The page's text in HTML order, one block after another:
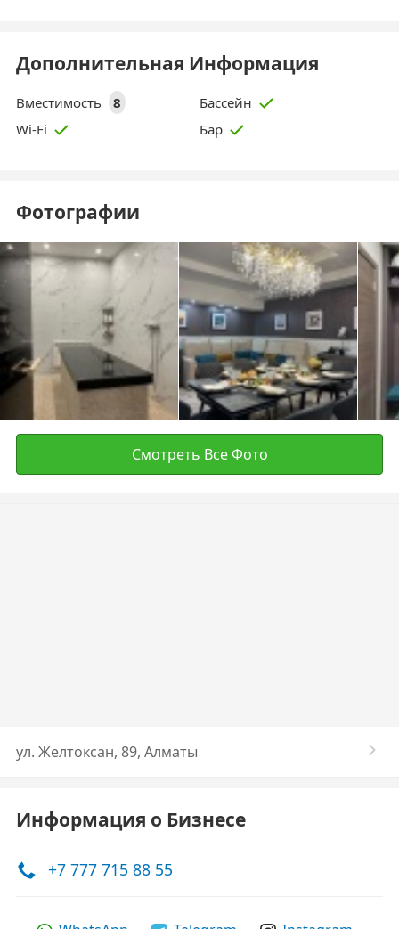
Дополнительная Информация
Вместимость 8
Бассейн
Wi-Fi
Бар
Фотографии
Смотреть Все Фото
​ул. Желтоксан, 89, Алматы
Информация о Бизнесе
+7 777 715 88 55